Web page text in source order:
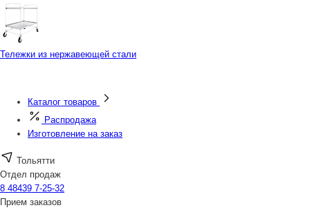
Тележки из нержавеющей стали
Каталог товаров
Распродажа
Изготовление на заказ
Тольятти
Отдел продаж
8 48439 7-25-32
Прием заказов